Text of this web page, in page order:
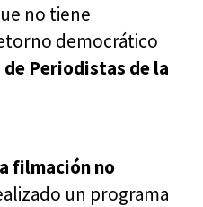
no tiene
democrático
de Periodistas de la
filmación no
un programa